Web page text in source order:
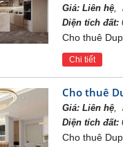
Riversiderộng
Khu biệt thự Hoa
diện tích từ 111 m2 –
ở vị trí đắc địa
thự Vinhomes
tâm thương mại
Giá: Liên hệ,
Diện tích đất:
Cho thuê
Chi tiết
Cho thuê
Giá: Liên hệ,
Diện tích đất:
Cho thuê